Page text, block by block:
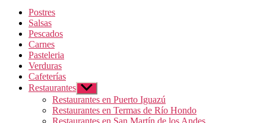
Postres
Salsas
Pescados
Carnes
Pasteleria
Verduras
Cafeterías
Restaurantes Mostrar
el
submenú
Restaurantes en Puerto Iguazú
Restaurantes en Termas de Río Hondo
Restaurantes en San Martín de los Andes